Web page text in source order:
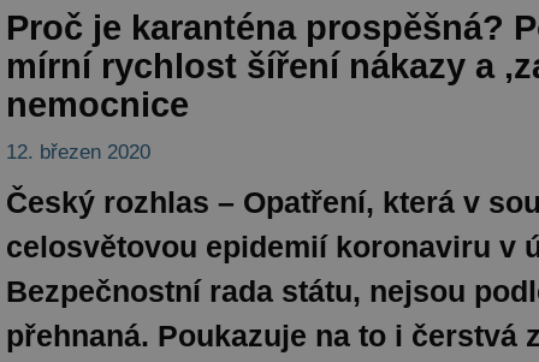
Proč je karanténa prospěšná?
mírní rychlost šíření nákazy a
nemocnice
12. březen 2020
Český rozhlas – Opatření, která v
celosvětovou epidemií koronaviru v
Bezpečnostní rada státu, nejsou
přehnaná. Poukazuje na to i čerstvá